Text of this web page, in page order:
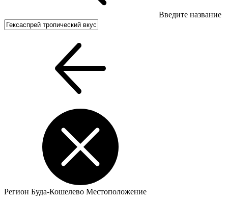
Введите название
Регион Буда-Кошелево Местоположение